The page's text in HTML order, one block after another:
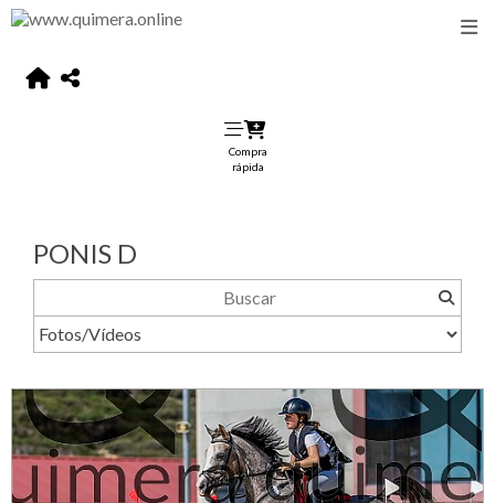
Compra
rápida
PONIS D